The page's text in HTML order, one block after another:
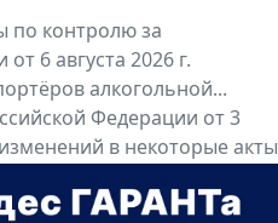
контролю за
6 августа 2026 г.
алкогольной...
Федерации от 3
в некоторые акты